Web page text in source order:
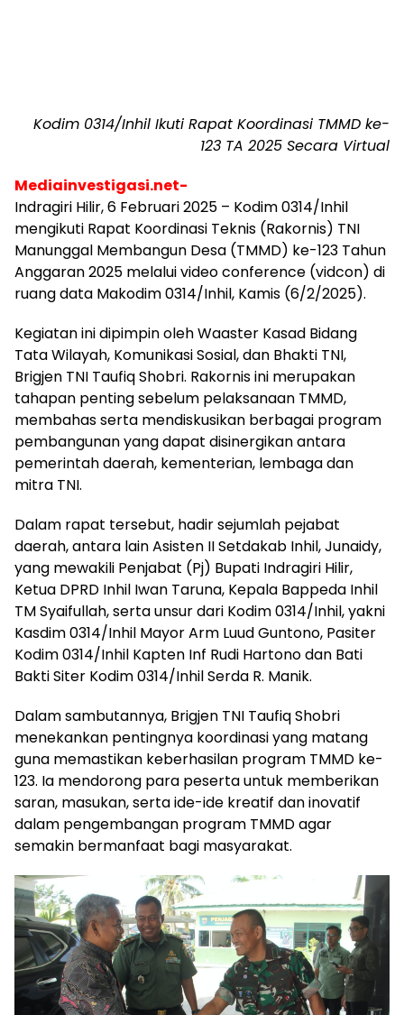
Kodim 0314/Inhil Ikuti Rapat Koordinasi TMMD ke-
123 TA 2025 Secara Virtual
Mediainvestigasi.net-
Indragiri Hilir, 6 Februari 2025 – Kodim 0314/Inhil
mengikuti Rapat Koordinasi Teknis (Rakornis) TNI
Manunggal Membangun Desa (TMMD) ke-123 Tahun
Anggaran 2025 melalui video conference (vidcon) di
ruang data Makodim 0314/Inhil, Kamis (6/2/2025).
Kegiatan ini dipimpin oleh Waaster Kasad Bidang
Tata Wilayah, Komunikasi Sosial, dan Bhakti TNI,
Brigjen TNI Taufiq Shobri. Rakornis ini merupakan
tahapan penting sebelum pelaksanaan TMMD,
membahas serta mendiskusikan berbagai program
pembangunan yang dapat disinergikan antara
pemerintah daerah, kementerian, lembaga dan
mitra TNI.
Dalam rapat tersebut, hadir sejumlah pejabat
daerah, antara lain Asisten II Setdakab Inhil, Junaidy,
yang mewakili Penjabat (Pj) Bupati Indragiri Hilir,
Ketua DPRD Inhil Iwan Taruna, Kepala Bappeda Inhil
TM Syaifullah, serta unsur dari Kodim 0314/Inhil, yakni
Kasdim 0314/Inhil Mayor Arm Luud Guntono, Pasiter
Kodim 0314/Inhil Kapten Inf Rudi Hartono dan Bati
Bakti Siter Kodim 0314/Inhil Serda R. Manik.
Dalam sambutannya, Brigjen TNI Taufiq Shobri
menekankan pentingnya koordinasi yang matang
guna memastikan keberhasilan program TMMD ke-
123. Ia mendorong para peserta untuk memberikan
saran, masukan, serta ide-ide kreatif dan inovatif
dalam pengembangan program TMMD agar
semakin bermanfaat bagi masyarakat.